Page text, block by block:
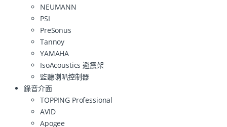
NEUMANN
PSI
PreSonus
Tannoy
YAMAHA
IsoAcoustics 避震架
監聽喇叭控制器
錄音介面
TOPPING Professional
AVID
Apogee